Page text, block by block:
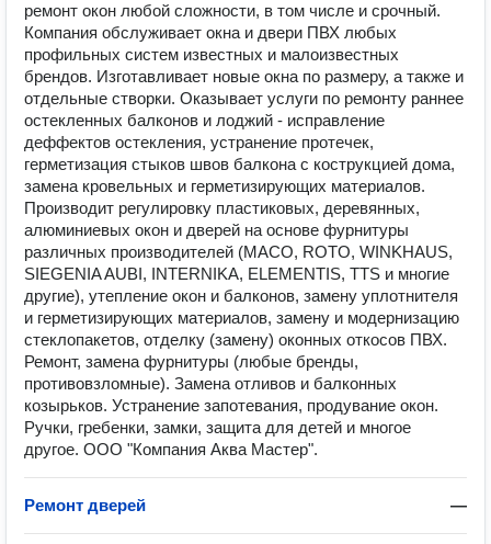
ремонт окон любой сложности, в том числе и срочный.
Компания обслуживает окна и двери ПВХ любых
профильных систем известных и малоизвестных
брендов. Изготавливает новые окна по размеру, а также и
отдельные створки. Оказывает услуги по ремонту раннее
остекленных балконов и лоджий - исправление
деффектов остекления, устранение протечек,
герметизация стыков швов балкона с кострукцией дома,
замена кровельных и герметизирующих материалов.
Производит регулировку пластиковых, деревянных,
алюминиевых окон и дверей на основе фурнитуры
различных производителей (MACO, ROTO, WINKHAUS,
SIEGENIA AUBI, INTERNIKA, ELEMENTIS, TTS и многие
другие), утепление окон и балконов, замену уплотнителя
и герметизирующих материалов, замену и модернизацию
стеклопакетов, отделку (замену) оконных откосов ПВХ.
Ремонт, замена фурнитуры (любые бренды,
противовзломные). Замена отливов и балконных
козырьков. Устранение запотевания, продувание окон.
Ручки, гребенки, замки, защита для детей и многое
другое. ООО "Компания Аква Мастер".
Ремонт дверей —